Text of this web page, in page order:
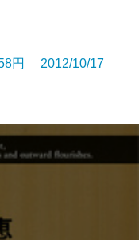
円 2012/10/17